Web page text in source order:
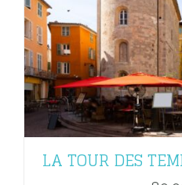
LA TOUR DES